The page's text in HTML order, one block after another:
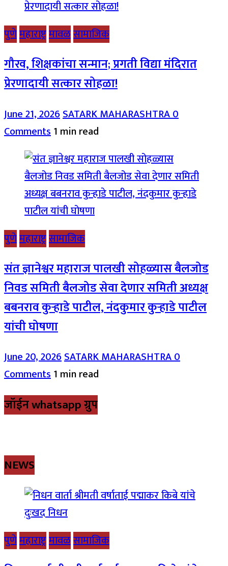
पुणेमहाराष्ट्रमावळसामाजिक
गौरव, शिक्षकांचा सन्मान; प्रगती विद्या मंदिरात
प्रेरणादायी सत्कार सोहळा!
June 21, 2026SATARK MAHARASHTRA0
Comments1 min read
पुणेमहाराष्ट्रसामाजिक
संत ज्ञानेश्वर महाराज पालखी सोहळ्यास बैलजोड
निवड समिती बैलजोड सेवा देणार समिती अध्यक्ष
बबनराव कुऱ्हाडे पाटील, नंदकुमार कुऱ्हाडे पाटील
यांची घोषणा
June 20, 2026SATARK MAHARASHTRA0
Comments1 min read
जॉईन whatsapp ग्रुप
NEWS
पुणेमहाराष्ट्रमावळसामाजिक